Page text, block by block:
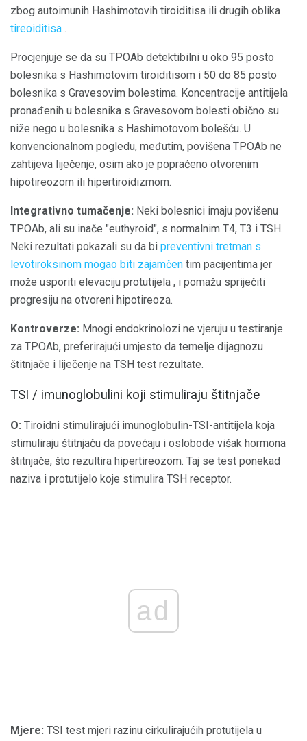
zbog autoimunih Hashimotovih tiroiditisa ili drugih oblika
tireoiditisa .
Procjenjuje se da su TPOAb detektibilni u oko 95 posto
bolesnika s Hashimotovim tiroiditisom i 50 do 85 posto
bolesnika s Gravesovim bolestima. Koncentracije antitijela
pronađenih u bolesnika s Gravesovom bolesti obično su
niže nego u bolesnika s Hashimotovom bolešću. U
konvencionalnom pogledu, međutim, povišena TPOAb ne
zahtijeva liječenje, osim ako je popraćeno otvorenim
hipotireozom ili hipertiroidizmom.
Integrativno tumačenje: Neki bolesnici imaju povišenu
TPOAb, ali su inače "euthyroid", s normalnim T4, T3 i TSH.
Neki rezultati pokazali su da bi preventivni tretman s
levotiroksinom mogao biti zajamčen tim pacijentima jer
može usporiti elevaciju protutijela , i pomažu spriječiti
progresiju na otvoreni hipotireoza.
Kontroverze: Mnogi endokrinolozi ne vjeruju u testiranje
za TPOAb, preferirajući umjesto da temelje dijagnozu
štitnjače i liječenje na TSH test rezultate.
TSI / imunoglobulini koji stimuliraju štitnjače
O: Tiroidni stimulirajući imunoglobulin-TSI-antitijela koja
stimuliraju štitnjaču da povećaju i oslobode višak hormona
štitnjače, što rezultira hipertireozom. Taj se test ponekad
naziva i protutijelo koje stimulira TSH receptor.
ad
Mjere: TSI test mjeri razinu cirkulirajućih protutijela u